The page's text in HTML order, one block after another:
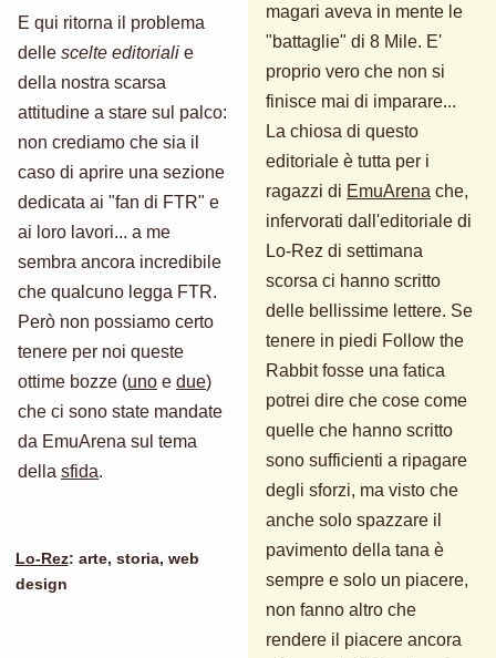
E qui ritorna il problema
delle scelte editoriali e
della nostra scarsa
attitudine a stare sul palco:
non crediamo che sia il
caso di aprire una sezione
dedicata ai "fan di FTR" e
ai loro lavori... a me
sembra ancora incredibile
che qualcuno legga FTR.
Però non possiamo certo
tenere per noi queste
ottime bozze (uno e due)
che ci sono state mandate
da EmuArena sul tema
della sfida.
Lo-Rez: arte, storia, web
design
magari aveva in mente le
"battaglie" di 8 Mile. E'
proprio vero che non si
finisce mai di imparare...
La chiosa di questo
editoriale è tutta per i
ragazzi di EmuArena che,
infervorati dall'editoriale di
Lo-Rez di settimana
scorsa ci hanno scritto
delle bellissime lettere. Se
tenere in piedi Follow the
Rabbit fosse una fatica
potrei dire che cose come
quelle che hanno scritto
sono sufficienti a ripagare
degli sforzi, ma visto che
anche solo spazzare il
pavimento della tana è
sempre e solo un piacere,
non fanno altro che
rendere il piacere ancora